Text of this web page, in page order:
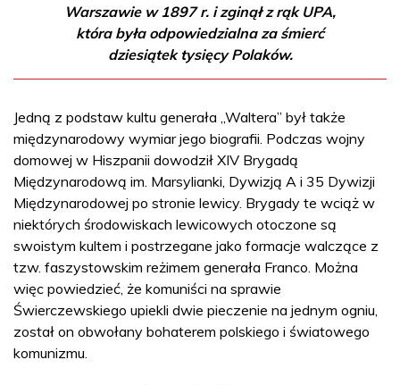
Warszawie w 1897 r. i zginął z rąk UPA,
która była odpowiedzialna za śmierć
dziesiątek tysięcy Polaków.
Jedną z podstaw kultu generała „Waltera” był także
międzynarodowy wymiar jego biografii. Podczas wojny
domowej w Hiszpanii dowodził XIV Brygadą
Międzynarodową im. Marsylianki, Dywizją A i 35 Dywizji
Międzynarodowej po stronie lewicy. Brygady te wciąż w
niektórych środowiskach lewicowych otoczone są
swoistym kultem i postrzegane jako formacje walczące z
tzw. faszystowskim reżimem generała Franco. Można
więc powiedzieć, że komuniści na sprawie
Świerczewskiego upiekli dwie pieczenie na jednym ogniu,
został on obwołany bohaterem polskiego i światowego
komunizmu.